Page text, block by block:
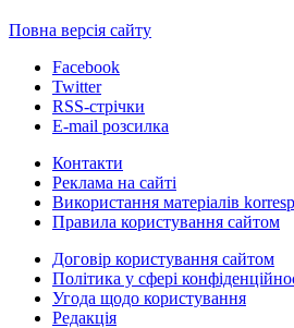
Повна версія сайту
Facebook
Twitter
RSS-стрічки
E-mail розсилка
Контакти
Реклама на сайті
Використання матеріалів
Правила користування сайтом
Договір користування сайтом
Політика у сфері
Угода щодо користування
Редакція